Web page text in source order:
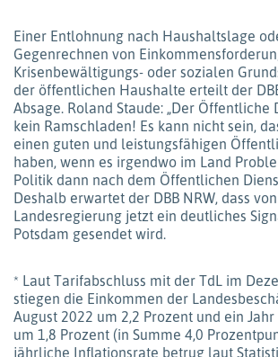
Einer Entlohnung nach Haushaltslage
Gegenrechnen von
Krisenbewältigungs- oder sozialen
der öffentlichen Haushalte erteilt der
Absage. Roland Staude: „Der Öffentliche
kein Ramschladen! Es kann nicht sein,
einen guten und leistungsfähigen
haben, wenn es irgendwo im Land
Politik dann nach dem Öffentlichen
Deshalb erwartet der DBB NRW, dass
Landesregierung jetzt ein deutliches
Potsdam gesendet wird.
* Laut Tarifabschluss mit der TdL im
stiegen die Einkommen der
August 2022 um 2,2 Prozent und ein
um 1,8 Prozent (in Summe 4,0
jährliche Inflationsrate betrug laut